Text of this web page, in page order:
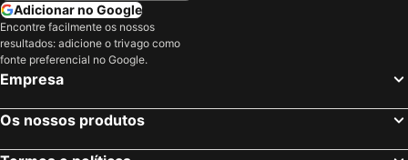
Adicionar no Google
Encontre facilmente os nossos
resultados: adicione o trivago como
fonte preferencial no Google.
Empresa
Os nossos produtos